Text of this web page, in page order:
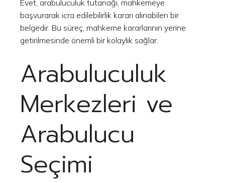
Evet, arabuluculuk tutanağı, mahkemeye
başvurarak icra edilebilirlik kararı alınabilen bir
belgedir. Bu süreç, mahkeme kararlarının yerine
getirilmesinde önemli bir kolaylık sağlar.
Arabuluculuk
Merkezleri ve
Arabulucu
Seçimi